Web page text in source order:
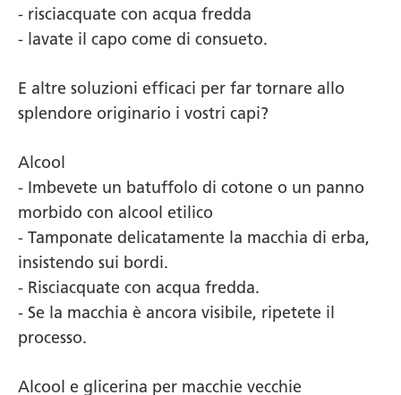
- risciacquate con acqua fredda
- lavate il capo come di consueto.
E altre soluzioni efficaci per far tornare allo
splendore originario i vostri capi?
Alcool
- Imbevete un batuffolo di cotone o un panno
morbido con alcool etilico
- Tamponate delicatamente la macchia di erba,
insistendo sui bordi.
- Risciacquate con acqua fredda.
- Se la macchia è ancora visibile, ripetete il
processo.
Alcool e glicerina per macchie vecchie